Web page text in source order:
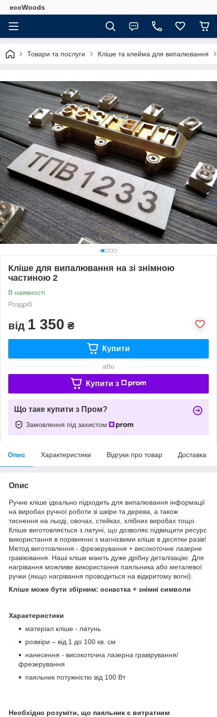
ecoWoods
Товари та послуги Кліше та клейма для випалювання
Кліше для випалювання на зі знімною
частиною 2
В наявності
Роздріб
від 1 350 ₴
Купити
або
Купити з
Що таке купити з Пром?
Замовлення під захистом
Опис Характеристики Відгуки про товар Доставка
Опис
Ручне кліше ідеально підходить для випалювання інформації
на виробах ручної роботи зі шкіри та дерева, а також
тиснення на льоді, овочах, стейках, хлібних виробах тощо.
Кліше виготовляється з латуні, що дозволяє підвищити ресурс
використання в порівнянні з магнієвими кліше в десятки разів!
Метод виготовлення - фрезерування + високоточне лазерне
гравіювання. Наші кліше мають дуже дрібну деталізацію. Для
нагрівання можливе використання паяльника або металевої
ручки (якщо нагрівання проводиться на відкритому вогні).
Кліше може бути збірним: оснастка + знімні символи
Характеристики
матеріал кліше - латунь
розміри – від 1 до 100 кв. см
нанесення - високоточна лазерна гравірування/
фрезерування
паяльник потужністю від 100 Вт
Необхідно розуміти, що паяльник є витратним